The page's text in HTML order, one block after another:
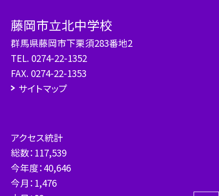
藤岡市立北中学校
群馬県藤岡市下栗須283番地2
TEL. 0274-22-1352
FAX. 0274-22-1353
サイトマップ
アクセス統計
総数： 117,539
今年度：40,646
今月： 1,476